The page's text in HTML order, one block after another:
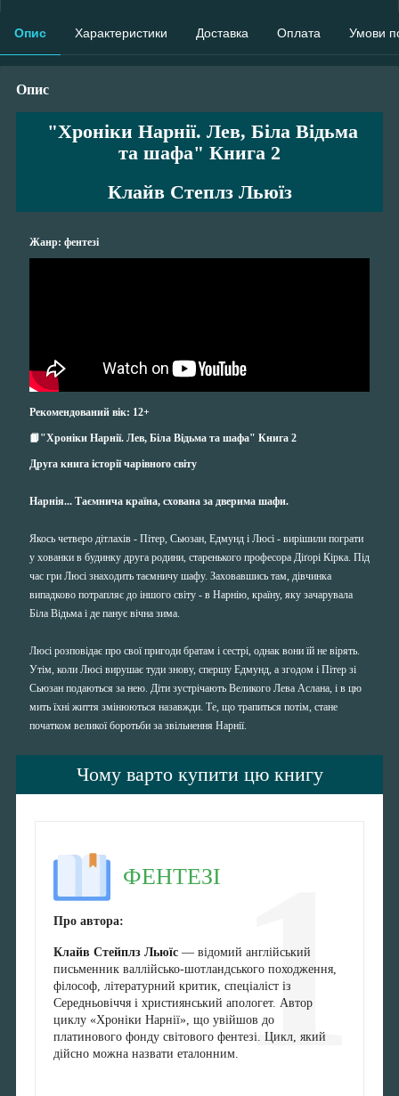
Опис Характеристики Доставка Оплата Умови
Опис
"Хроніки Нарнії. Лев, Біла Відьма
та шафа" Книга 2
Клайв Степлз Льюїз
Жанр: фентезі
Рекомендований вік: 12+
📙"Хроніки Нарнії. Лев, Біла Відьма та шафа" Книга 2
Друга книга історії чарівного світу
Нарнія... Таємнича країна, схована за дверима шафи.
Якось четверо дітлахів - Пітер, Сьюзан, Едмунд і Люсі - вирішили пограти
у хованки в будинку друга родини, старенького професора Діґорі Кірка. Під
час гри Люсі знаходить таємничу шафу. Заховавшись там, дівчинка
випадково потрапляє до іншого світу - в Нарнію, країну, яку зачарувала
Біла Відьма і де панує вічна зима.
Люсі розповідає про свої пригоди братам і сестрі, однак вони їй не вірять.
Утім, коли Люсі вирушає туди знову, спершу Едмунд, а згодом і Пітер зі
Сьюзан подаються за нею. Діти зустрічають Великого Лева Аслана, і в цю
мить їхні життя змінюються назавжди. Те, що трапиться потім, стане
початком великої боротьби за звільнення Нарнії.
Чому варто купити цю книгу
1
ФЕНТЕЗІ
Про автора:
Клайв Стейплз Льюїс — відомий англійський
письменник валлійсько-шотландського походження,
філософ, літературний критик, спеціаліст із
Середньовіччя і християнський апологет. Автор
циклу «Хроніки Нарнії», що увійшов до
платинового фонду світового фентезі. Цикл, який
дійсно можна назвати еталонним.